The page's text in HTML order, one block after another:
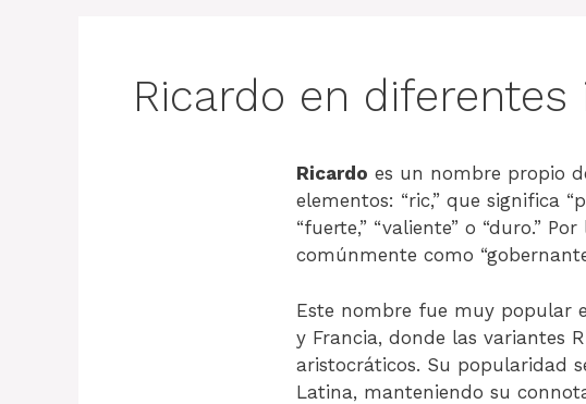
Ricardo en diferentes
Ricardo es un nombre propio
elementos: “ric,” que significa
“fuerte,” “valiente” o “duro.”
comúnmente como
Este nombre fue muy popular
y Francia, donde las variantes
aristocráticos. Su popularidad
Latina, manteniendo su